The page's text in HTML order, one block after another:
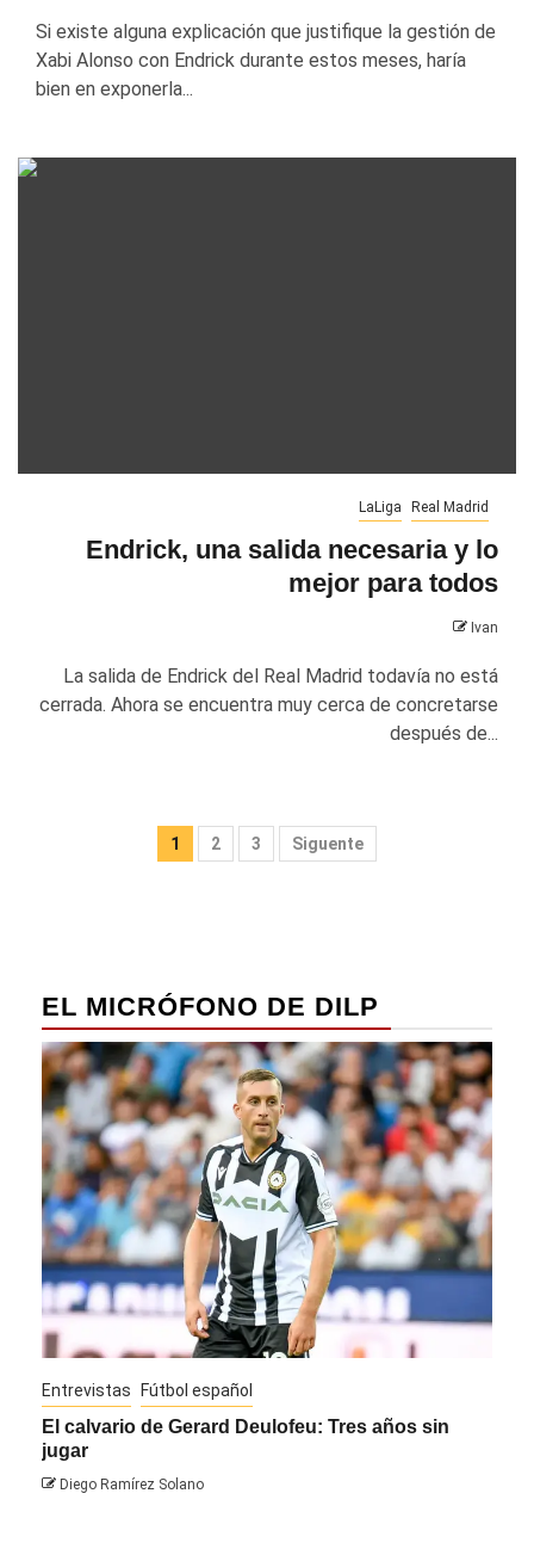
Si existe alguna explicación que justifique la gestión de
Xabi Alonso con Endrick durante estos meses, haría
bien en exponerla...
LaLiga Real Madrid
Endrick, una salida necesaria y lo
mejor para todos
Ivan
La salida de Endrick del Real Madrid todavía no está
cerrada. Ahora se encuentra muy cerca de concretarse
después de...
Paginación
1 2 3 Siguente
EL MICRÓFONO DE DILP
Entrevistas Fútbol español
El calvario de Gerard Deulofeu: Tres años sin
jugar
Diego Ramírez Solano